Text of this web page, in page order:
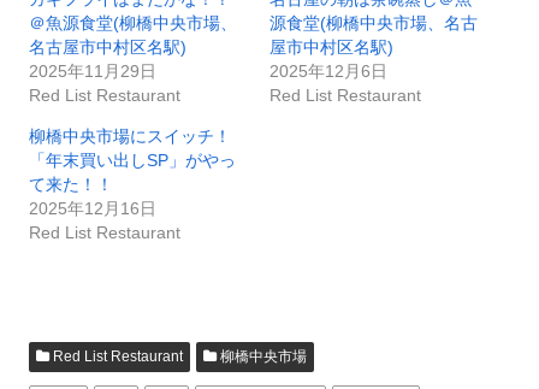
＠魚源食堂(柳橋中央市場、
名古屋市中村区名駅)
2025年11月29日
Red List Restaurant
源食堂(柳橋中央市場、名古
屋市中村区名駅)
2025年12月6日
Red List Restaurant
柳橋中央市場にスイッチ！
「年末買い出しSP」がやっ
て来た！！
2025年12月16日
Red List Restaurant
Red List Restaurant 柳橋中央市場